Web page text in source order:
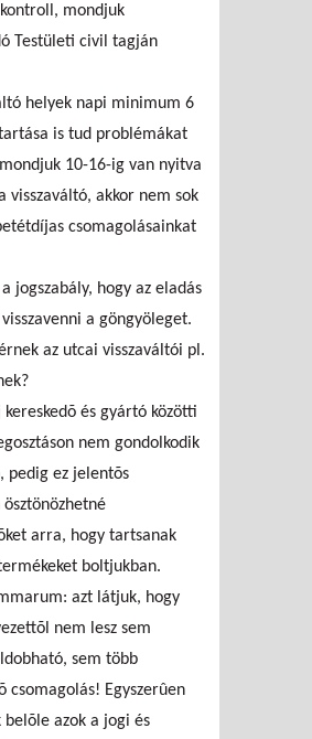
mondjuk
Testületi civil tagján
helyek napi minimum 6
is tud problémákat
10-16-ig van nyitva
visszaváltó, akkor nem sok
csomagolásainkat
jogszabály, hogy az eladás
a göngyöleget.
az utcai visszaváltói pl.
és gyártó közötti
nem gondolkodik
pedig ez jelentõs
arra, hogy tartsanak
boltjukban.
azt látjuk, hogy
nem lesz sem
sem több
csomagolás! Egyszerûen
belõle azok a jogi és